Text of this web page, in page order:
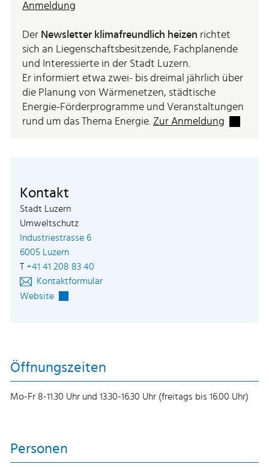
Anmeldung
Der Newsletter klimafreundlich heizen richtet
sich an Liegenschaftsbesitzende, Fachplanende
und Interessierte in der Stadt Luzern.
Er informiert etwa zwei- bis dreimal jährlich über
die Planung von Wärmenetzen, städtische
Energie-Förderprogramme und Veranstaltungen
rund um das Thema Energie. Zur Anmeldung
Kontakt
Stadt Luzern
Umweltschutz
Industriestrasse 6
6005 LuzernExterner Link wird in einem neuen Fenster
T +41 41 208 83 40
Kontaktformular
WebsiteExterner Link wird in einem neuen Fenster geöffnet.
Öffnungszeiten
Mo-Fr 8-11.30 Uhr und 13.30-16.30 Uhr (freitags bis 16.00 Uhr)
Personen